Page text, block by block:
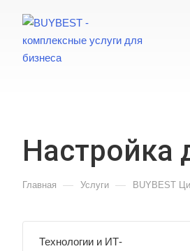
Настройка
Главная — Услуги — BUYBEST
Технологии и ИТ-